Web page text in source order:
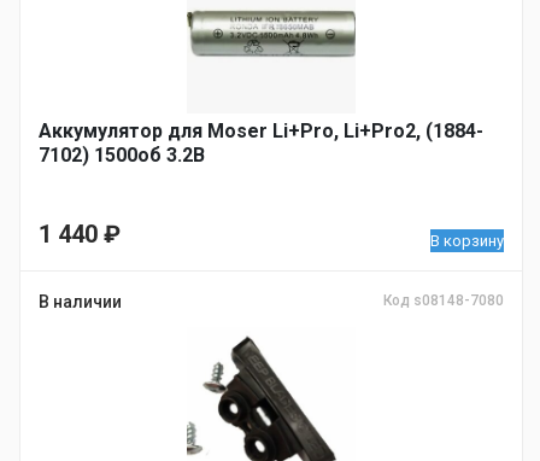
Аккумулятор для Moser Li+Pro, Li+Pro2, (1884-
7102) 1500об 3.2В
1 440 ₽ В корзину
В наличии Код s08148-7080